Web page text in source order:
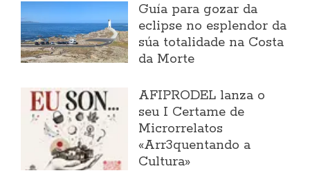
Guía para gozar da
eclipse no esplendor da
súa totalidade na Costa
da Morte
AFIPRODEL lanza o
seu I Certame de
Microrrelatos
«Arr3quentando a
Cultura»